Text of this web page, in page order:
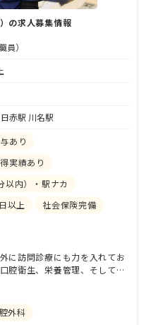
の求人募集情報
員）
赤駅 川名駅
あり
実績あり
以内）・駅ナカ
以上
社会保険完備
に訪問診療にも力を入れてお
腔衛生、栄養管理、そして歯
現在は歯科衛生士、管理栄養
綿密な口腔ケアや歯科治療、
実ながらも型にとらわれない
外科